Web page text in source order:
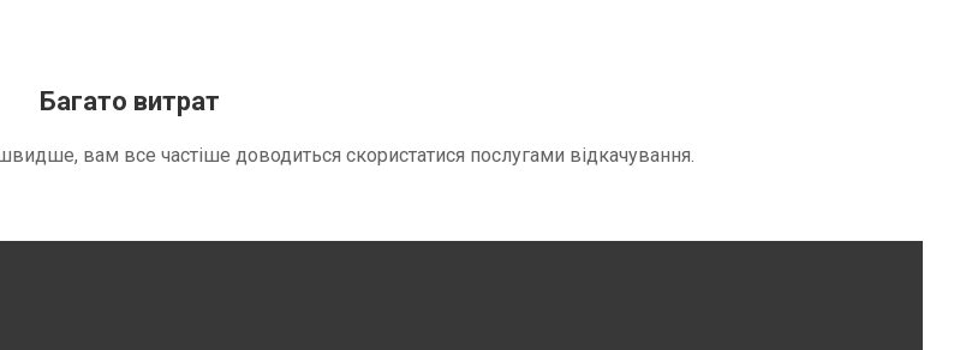
Багато витрат
вам все частіше доводиться скористатися послугами відкачування.